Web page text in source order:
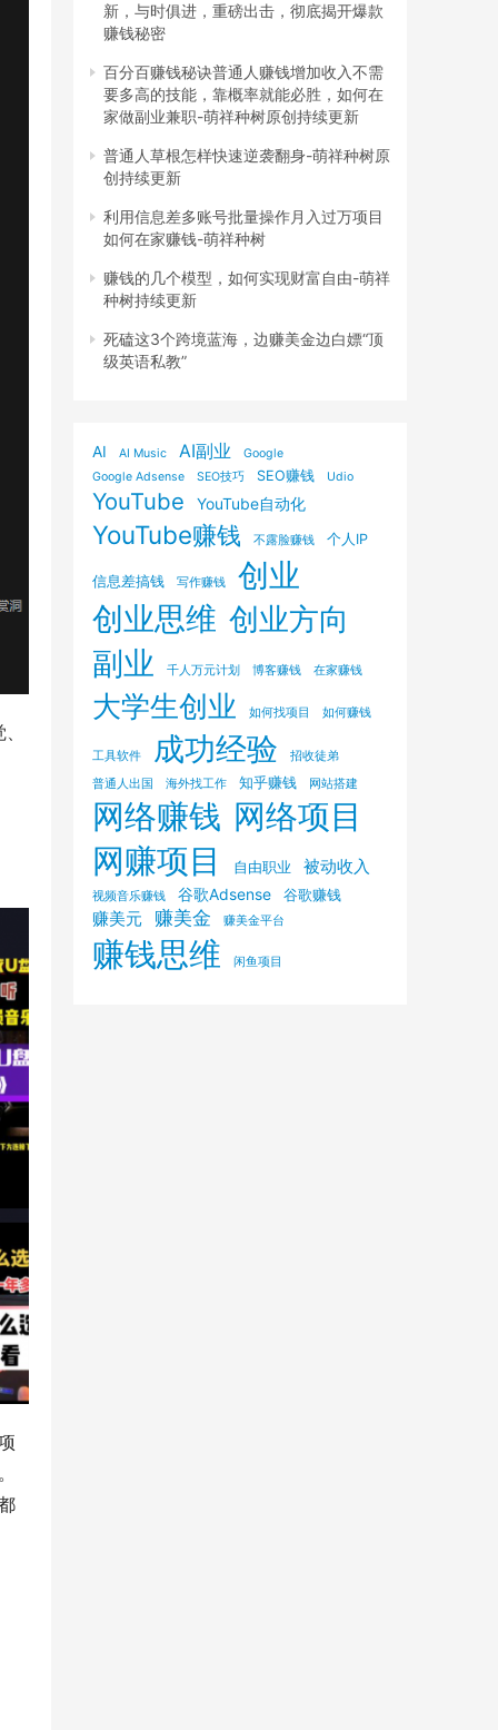
新，与时俱进，重磅出击，彻底揭开爆款
赚钱秘密
百分百赚钱秘诀普通人赚钱增加收入不需
要多高的技能，靠概率就能必胜，如何在
家做副业兼职-萌祥种树原创持续更新
普通人草根怎样快速逆袭翻身-萌祥种树原
创持续更新
利用信息差多账号批量操作月入过万项目
如何在家赚钱-萌祥种树
赚钱的几个模型，如何实现财富自由-萌祥
种树持续更新
死磕这3个跨境蓝海，边赚美金边白嫖“顶
级英语私教”
AI AI Music AI副业
Google
Google Adsense
SEO技巧 SEO赚钱 Udio
YouTube YouTube自动化
YouTube赚钱 不露脸赚钱 个人IP
信息差搞钱 写作赚钱 创业
创业思维 创业方向
副业 千人万元计划 博客赚钱 在家赚钱
大学生创业 如何找项目 如何赚钱
工具软件 成功经验
招收徒弟
普通人出国
海外找工作 知乎赚钱 网站搭建
网络赚钱 网络项目
网赚项目
自由职业 被动收入
视频音乐赚钱 谷歌Adsense 谷歌赚钱
赚美元 赚美金 赚美金平台
赚钱思维 闲鱼项目